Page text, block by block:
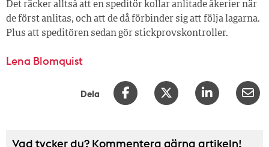
Det räcker alltså att en speditör kollar anlitade åkerier när
de först anlitas, och att de då förbinder sig att följa lagarna.
Plus att speditören sedan gör stickprovskontroller.
Lena Blomquist
Dela
Vad tycker du? Kommentera gärna artikeln!